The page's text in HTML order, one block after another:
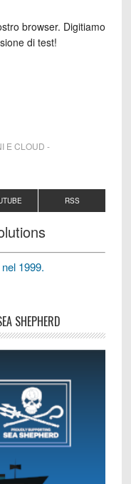
browser. Digitiamo
di test!
E CLOUD -
RSS
1999.
SHEPHERD